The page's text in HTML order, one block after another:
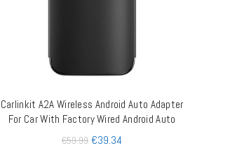
LIRE LA SUITE
Carlinkit A2A Wireless Android Auto Adapter
For Car With Factory Wired Android Auto
€59.99 €39.34